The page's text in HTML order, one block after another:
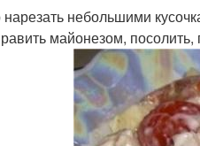
небольшими
майонезом, посолить,